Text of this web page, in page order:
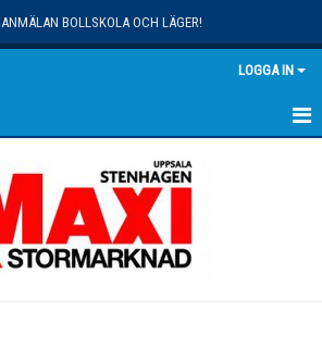
ANMÄLAN BOLLSKOLA OCH LÄGER!
LOGGA IN